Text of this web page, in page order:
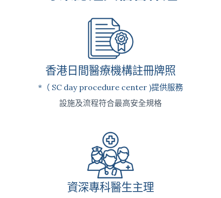
香港日間醫療機構註冊牌照
*（ SC day procedure center )提供服務
設施及流程符合最高安全規格
資深專科醫生主理